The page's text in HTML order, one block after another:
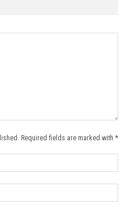
Required fields are marked with *